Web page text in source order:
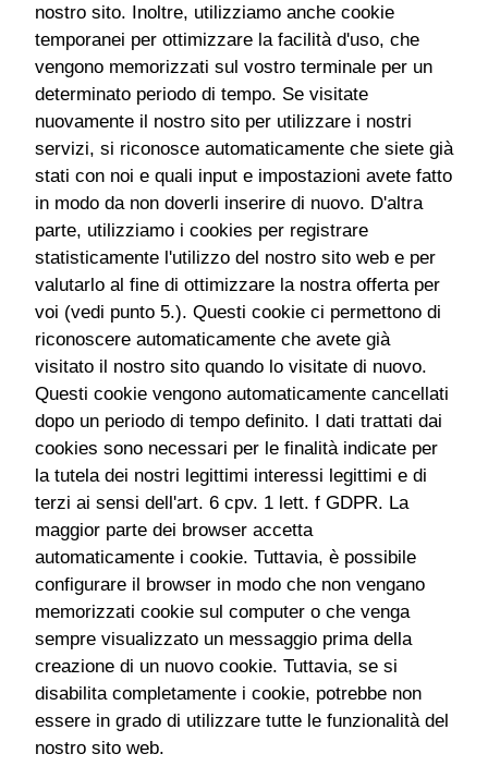
nostro sito. Inoltre, utilizziamo anche cookie
temporanei per ottimizzare la facilità d'uso, che
vengono memorizzati sul vostro terminale per un
determinato periodo di tempo. Se visitate
nuovamente il nostro sito per utilizzare i nostri
servizi, si riconosce automaticamente che siete già
stati con noi e quali input e impostazioni avete fatto
in modo da non doverli inserire di nuovo. D'altra
parte, utilizziamo i cookies per registrare
statisticamente l'utilizzo del nostro sito web e per
valutarlo al fine di ottimizzare la nostra offerta per
voi (vedi punto 5.). Questi cookie ci permettono di
riconoscere automaticamente che avete già
visitato il nostro sito quando lo visitate di nuovo.
Questi cookie vengono automaticamente cancellati
dopo un periodo di tempo definito. I dati trattati dai
cookies sono necessari per le finalità indicate per
la tutela dei nostri legittimi interessi legittimi e di
terzi ai sensi dell'art. 6 cpv. 1 lett. f GDPR. La
maggior parte dei browser accetta
automaticamente i cookie. Tuttavia, è possibile
configurare il browser in modo che non vengano
memorizzati cookie sul computer o che venga
sempre visualizzato un messaggio prima della
creazione di un nuovo cookie. Tuttavia, se si
disabilita completamente i cookie, potrebbe non
essere in grado di utilizzare tutte le funzionalità del
nostro sito web.